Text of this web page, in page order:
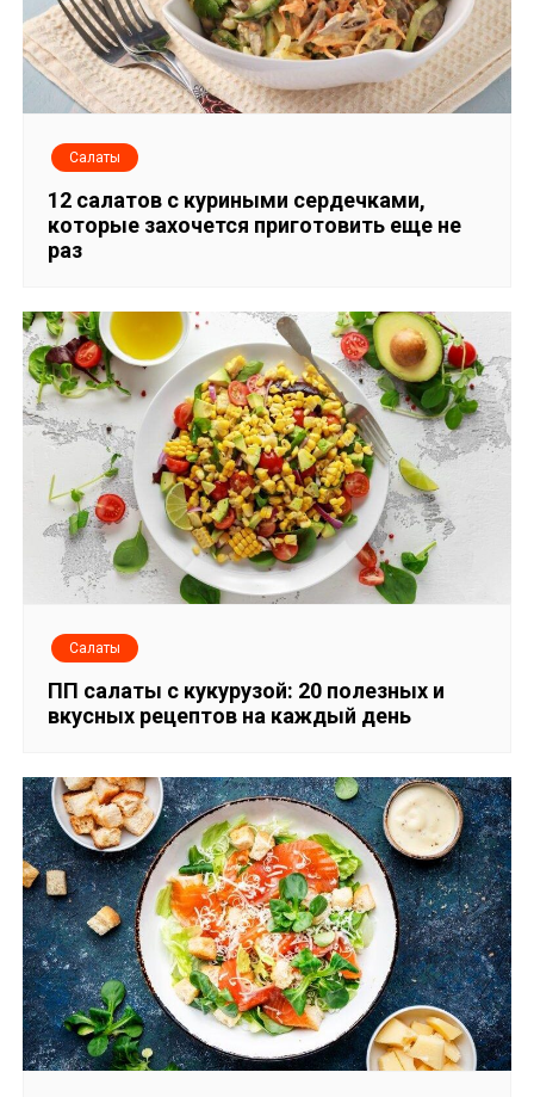
Салаты
12 салатов с куриными сердечками,
которые захочется приготовить еще не
раз
Салаты
ПП салаты с кукурузой: 20 полезных и
вкусных рецептов на каждый день